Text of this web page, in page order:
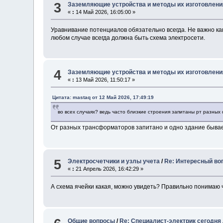
3 Заземляющие устройства и методы их
« : 14 Май 2026, 16:05:00 »
Уравнивание потенциалов обязательно всегда. Не важно
любом случае всегда должна быть схема электросети.
4 Заземляющие устройства и методы их
« : 13 Май 2026, 11:50:17 »
Цитата: mastaq от 12 Май 2026, 17:49:19
во всех случаях? ведь часто близкие строения запитаны рт
От разных трансформаторов запитано и одно здание
5 Электросчетчики и узлы учета / Re: Интересный
« : 21 Апрель 2026, 16:42:29 »
А схема ячейки какая, можно увидеть? Правильно понимаю
Общие вопросы /Re: Специалист-электрик